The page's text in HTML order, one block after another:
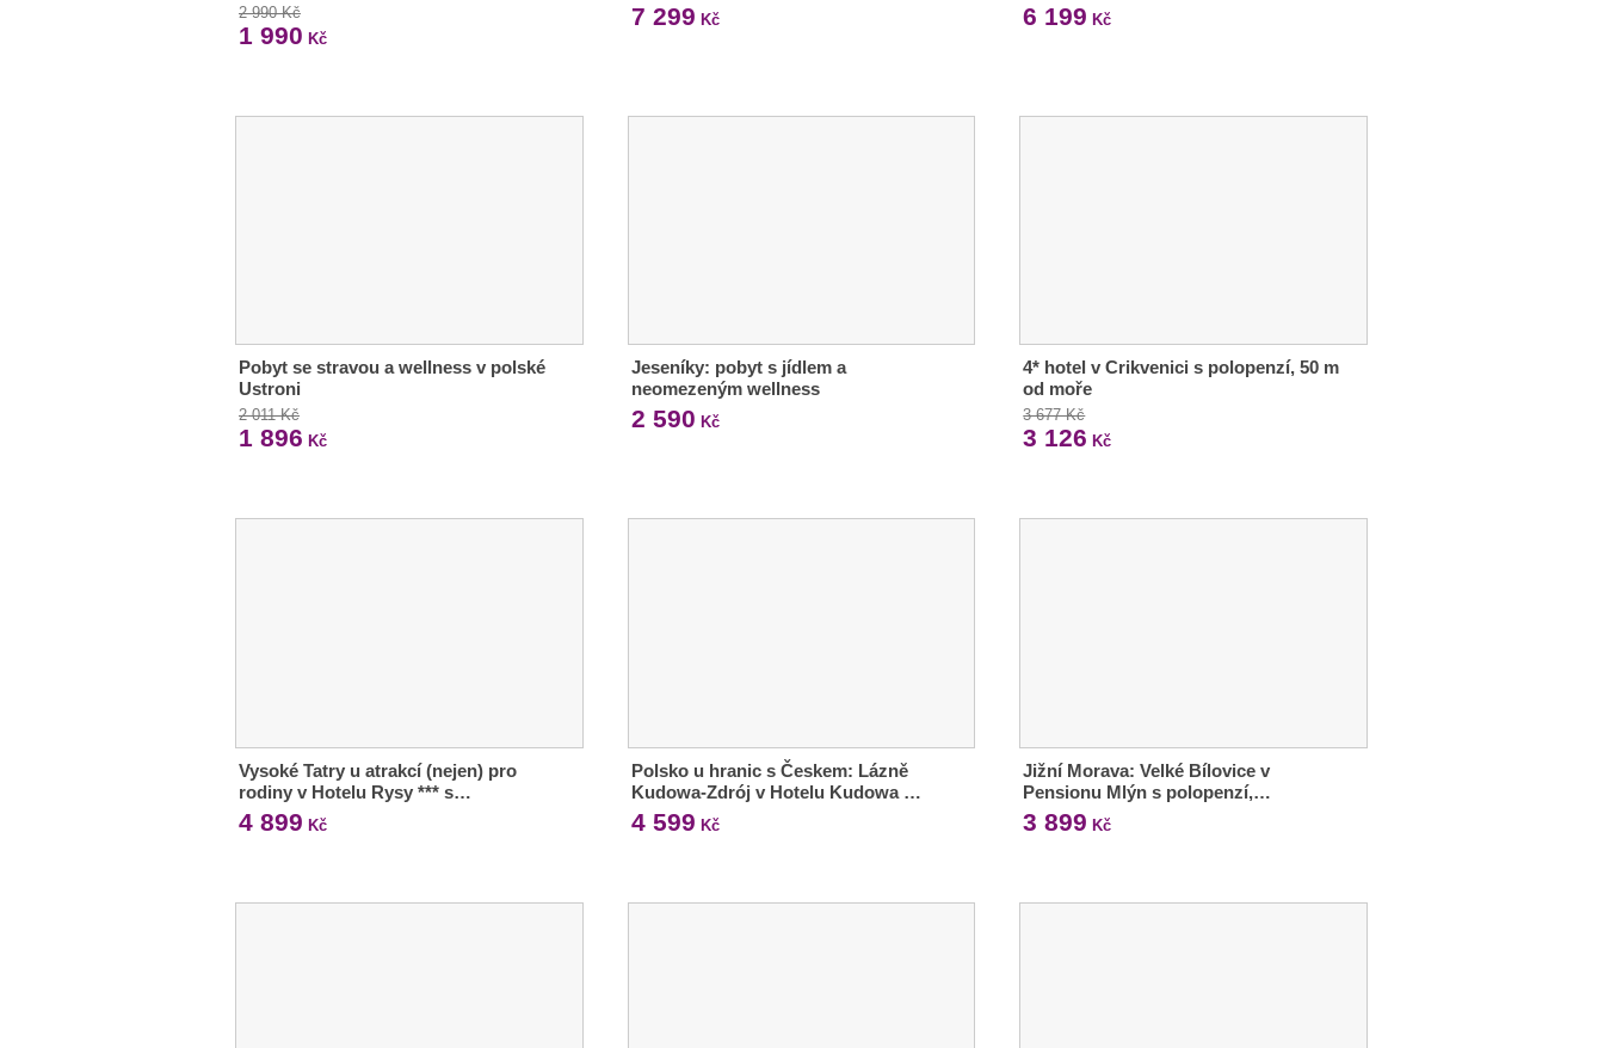
2 990 Kč
1 990 Kč
7 299 Kč 6 199 Kč
Pobyt se stravou a wellness v polské
Ustroni
2 011 Kč
1 896 Kč
Jeseníky: pobyt s jídlem a
neomezeným wellness
2 590 Kč
4* hotel v Crikvenici s polopenzí, 50 m
od moře
3 677 Kč
3 126 Kč
Vysoké Tatry u atrakcí (nejen) pro
rodiny v Hotelu Rysy *** s…
4 899 Kč
Polsko u hranic s Českem: Lázně
Kudowa-Zdrój v Hotelu Kudowa …
4 599 Kč
Jižní Morava: Velké Bílovice v
Pensionu Mlýn s polopenzí,…
3 899 Kč